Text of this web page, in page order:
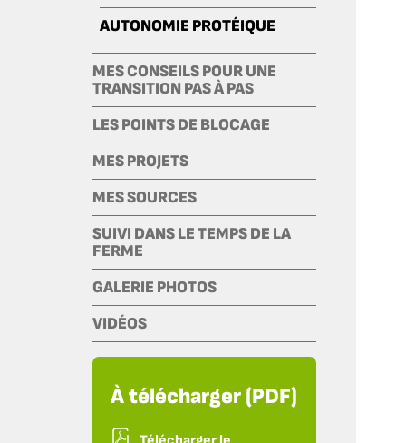
AUTONOMIE PROTÉIQUE
MES CONSEILS POUR UNE
TRANSITION PAS À PAS
LES POINTS DE BLOCAGE
MES PROJETS
MES SOURCES
SUIVI DANS LE TEMPS DE LA
FERME
GALERIE PHOTOS
VIDÉOS
À télécharger (PDF)